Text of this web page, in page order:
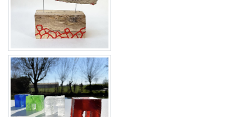
tableau 45